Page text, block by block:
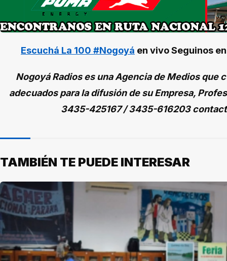
Escuchá La 100 #Nogoyá en vivoSeguinos
Nogoyá Radios es una Agencia de Medios
adecuados para la difusión de su Empresa,
3435-425167 / 3435-616203
TAMBIÉN TE PUEDE INTERESAR